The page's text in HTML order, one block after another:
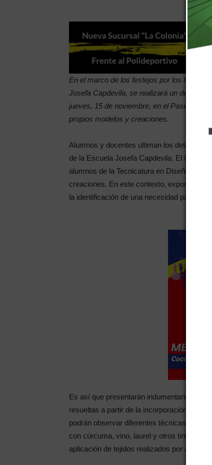
En el marco de los festejos por los 80
Josefa Capdevila, se realizará un desfile a
jueves, 15 de noviembre, en el Paseo de
propios modelos y creaciones.
Alumnos y docentes ultiman los detalles
de la Escuela Josefa Capdevila. El 80
alumnos de la Tecnicatura en Diseño de
creaciones. En este contexto, expondrán
la identificación de una necesidad para
Es así que presentarán indumentaria,
resueltas a partir de la incorporación de
podrán observar diferentes técnicas
con cúrcuma, vino, laurel y otros tintes
aplicación de tejidos realizados por